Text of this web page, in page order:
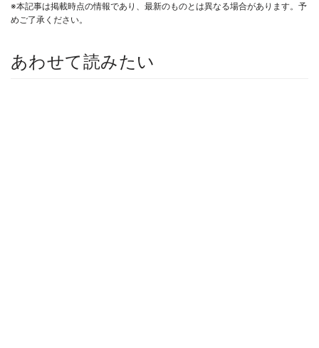
※本記事は掲載時点の情報であり、最新のものとは異なる場合があります。予
めご了承ください。
あわせて読みたい